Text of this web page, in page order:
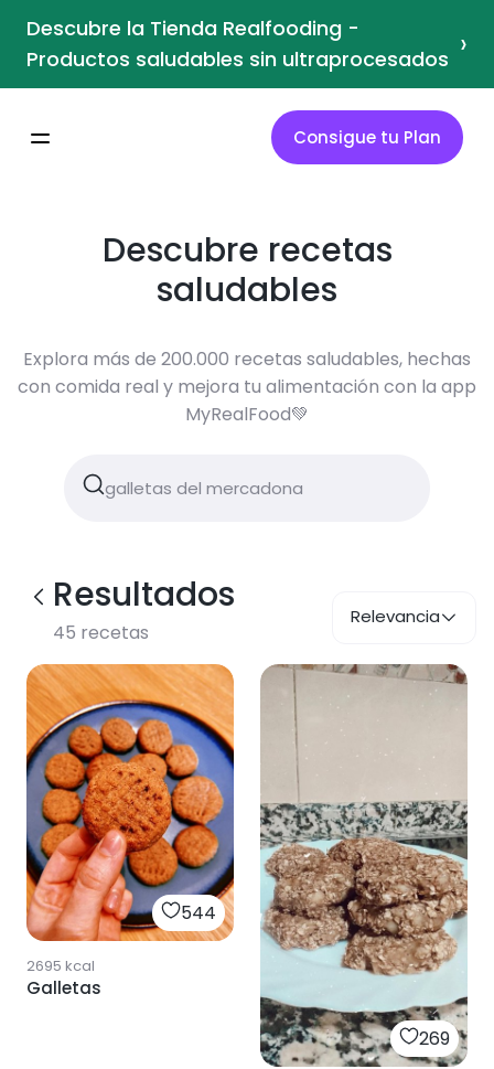
Descubre la Tienda Realfooding -
Productos saludables sin ultraprocesados ›
Consigue tu Plan
Descubre recetas
saludables
Explora más de 200.000 recetas saludables, hechas
con comida real y mejora tu alimentación con la app
MyRealFood💚
Resultados
45 recetas
Relevancia
544
2695 kcal
Galletas
269